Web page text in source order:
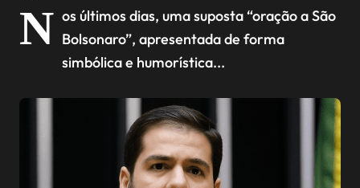
N os últimos dias, uma suposta “oração a São
Bolsonaro”, apresentada de forma
simbólica e humorística...